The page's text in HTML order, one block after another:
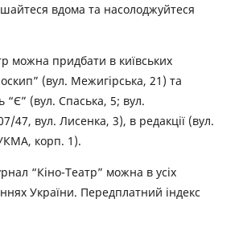
вдома та насолоджуйтеся
можна придбати в київських
(вул. Межигірська, 21) та
“Є” (вул. Спаська, 5; вул.
47, вул. Лисенка, 3), в редакції (вул.
корп. 1).
“Кіно-Театр” можна в усіх
України. Передплатний індекс